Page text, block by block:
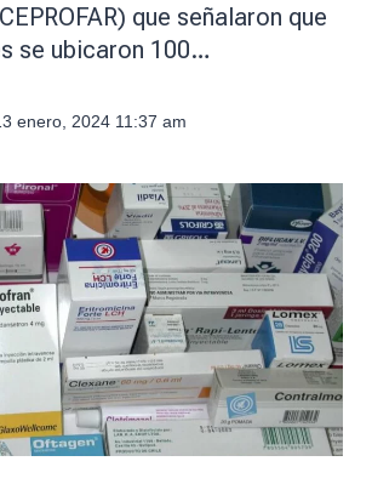
que señalaron que
se ubicaron 100…
enero, 2024 11:37 am